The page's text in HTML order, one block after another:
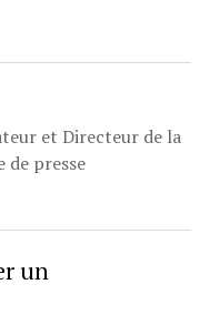
et Directeur de la
de presse
un